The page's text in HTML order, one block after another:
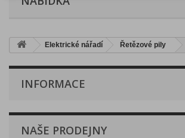
Elektrické nářadí Řetězové pily
INFORMACE
NAŠE PRODEJNY